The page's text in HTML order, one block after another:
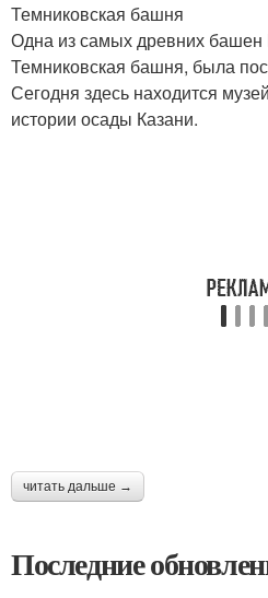
Темниковская башня
Одна из самых древних башен
Темниковская башня, была
Сегодня здесь находится
истории осады Казани.
читать дальше →
Последние